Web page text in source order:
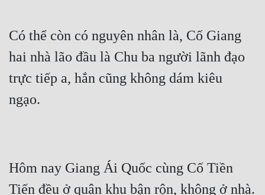
Có thể còn có nguyên nhân là, Cố Giang
hai nhà lão đầu là Chu ba người lãnh đạo
trực tiếp a, hắn cũng không dám kiêu
ngạo.
Hôm nay Giang Ái Quốc cùng Cố Tiền
Tiến đều ở quân khu bận rộn, không ở nhà.